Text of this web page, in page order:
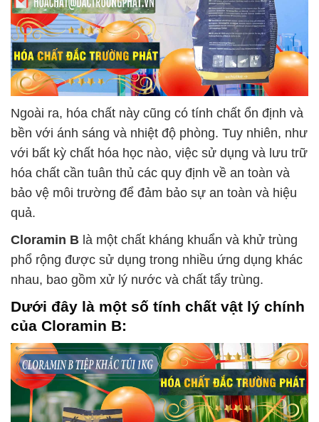
Ngoài ra, hóa chất này cũng có tính chất ổn định và
bền với ánh sáng và nhiệt độ phòng. Tuy nhiên, như
với bất kỳ chất hóa học nào, việc sử dụng và lưu trữ
hóa chất cần tuân thủ các quy định về an toàn và
bảo vệ môi trường để đảm bảo sự an toàn và hiệu
quả.
Cloramin B là một chất kháng khuẩn và khử trùng
phổ rộng được sử dụng trong nhiều ứng dụng khác
nhau, bao gồm xử lý nước và chất tẩy trùng.
Dưới đây là một số tính chất vật lý chính
của Cloramin B: